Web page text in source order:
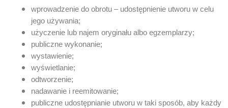
wprowadzenie do obrotu – udostępnienie utworu w celu
jego używania;
użyczenie lub najem oryginału albo egzemplarzy;
publiczne wykonanie;
wystawienie;
wyświetlanie;
odtworzenie;
nadawanie i reemitowanie;
publiczne udostępnianie utworu w taki sposób, aby każdy